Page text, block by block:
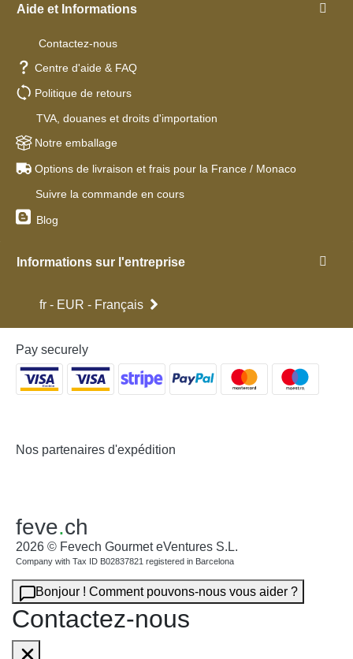
Aide et Informations
Contactez-nous
Centre d'aide & FAQ
Politique de retours
TVA, douanes et droits d'importation
Notre emballage
Options de livraison et frais pour la France / Monaco
Suivre la commande en cours
Blog
Informations sur l'entreprise
fr - EUR - Français
Pay securely
Nos partenaires d'expédition
feve.ch
2026 © Fevech Gourmet eVentures S.L.
Company with Tax ID B02837821 registered in Barcelona
Bonjour ! Comment pouvons-nous vous aider ?
Contactez-nous